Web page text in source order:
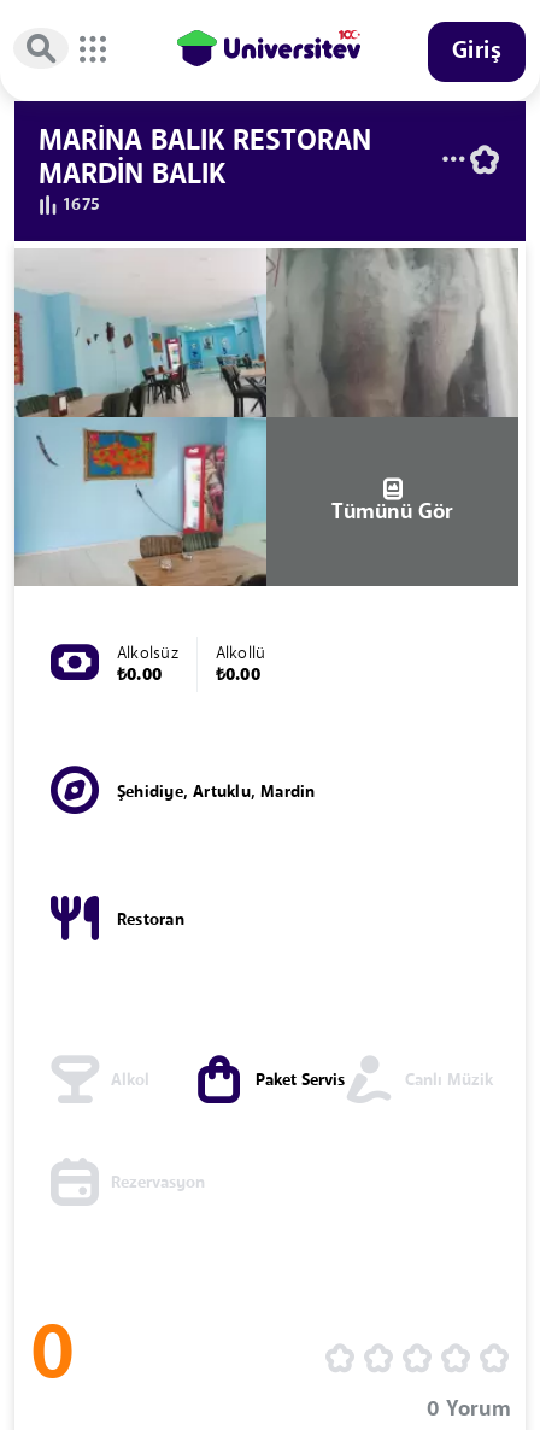
Giriş
MARİNA BALIK RESTORAN
MARDİN BALIK
1675
Tümünü Gör
Alkolsüz
₺0.00
Alkollü
₺0.00
Şehidiye, Artuklu, Mardin
Restoran
Alkol Paket Servis Canlı Müzik
Rezervasyon
0
0 Yorum